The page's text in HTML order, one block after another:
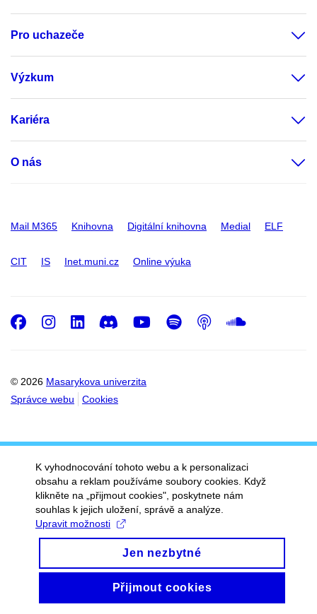
Pro uchazeče
Výzkum
Kariéra
O nás
Mail M365 Knihovna Digitální knihovna Medial ELF
CIT IS Inet.muni.cz Online výuka
© 2026 Masarykova univerzita
Správce webu
Cookies
Facebook
Instagram
LinkedIn
DiscordYoutube
Spotify
Podcast
K vyhodnocování tohoto webu a k personalizaci
obsahu a reklam používáme soubory cookies. Když
klikněte na „přijmout cookies", poskytnete nám
souhlas k jejich uložení, správě a analýze.
Upravit možnosti
Jen nezbytné
Přijmout cookies